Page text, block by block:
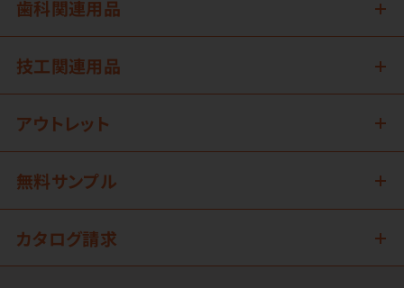
歯科関連用品
技工関連用品
アウトレット
無料サンプル
カタログ請求